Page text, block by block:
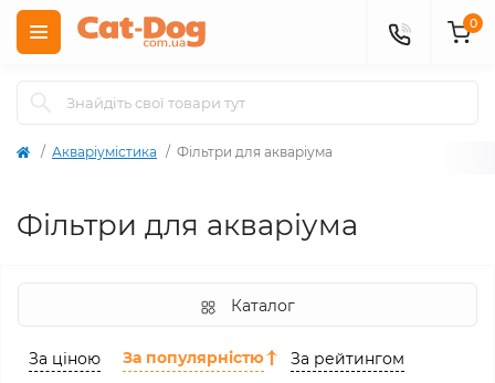
0
Акваріумістика Фільтри для акваріума
Фільтри для акваріума
Каталог
За ціною За популярністю За рейтингом